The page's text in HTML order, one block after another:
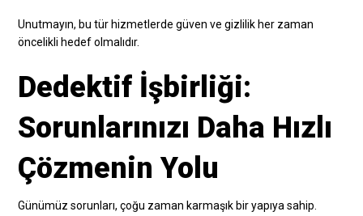
Unutmayın, bu tür hizmetlerde güven ve gizlilik her zaman
öncelikli hedef olmalıdır.
Dedektif İşbirliği:
Sorunlarınızı Daha Hızlı
Çözmenin Yolu
Günümüz sorunları, çoğu zaman karmaşık bir yapıya sahip.